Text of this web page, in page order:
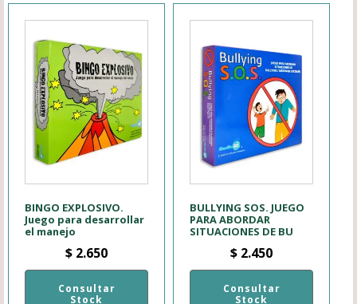
BINGO EXPLOSIVO.
Juego para desarrollar
el manejo
$ 2.650
Consultar
Stock
BULLYING SOS. JUEGO
PARA ABORDAR
SITUACIONES DE BU
$ 2.450
Consultar
Stock